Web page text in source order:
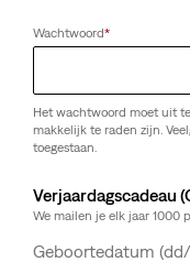
Wachtwoord*
Het wachtwoord moet uit
makkelijk te raden zijn.
toegestaan.
Verjaardagscadeau
We mailen je elk jaar 1000
Dag
Maand
Jaar